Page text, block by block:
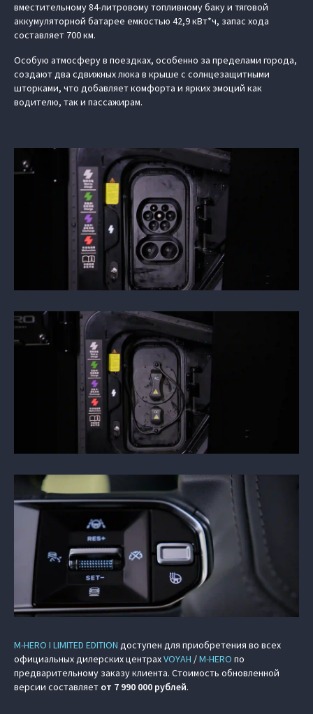
вместительному 84-литровому топливному баку и тяговой
аккумуляторной батарее емкостью 42,9 кВт*ч, запас хода
составляет 700 км.
Особую атмосферу в поездках, особенно за пределами города,
создают два сдвижных люка в крыше с солнцезащитными
шторками, что добавляет комфорта и ярких эмоций как
водителю, так и пассажирам.
M‑HERO I LIMITED EDITION доступен для приобретения во всех
официальных дилерских центрахVOYAH /M‑HERO по
предварительному заказу клиента. Стоимость обновленной
версии составляет от 7 990 000 рублей.